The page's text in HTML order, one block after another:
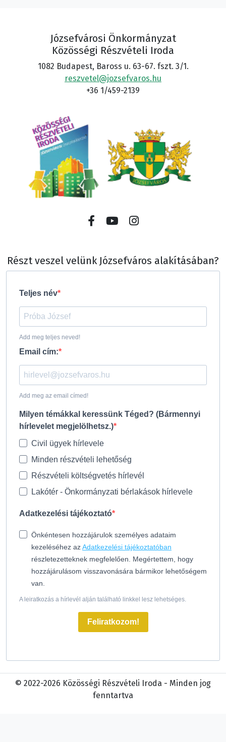
Józsefvárosi Önkormányzat
Közösségi Részvételi Iroda
1082 Budapest, Baross u. 63-67. fszt. 3/1.
reszvetel@jozsefvaros.hu
+36 1/459-2139
Részt veszel velünk Józsefváros alakításában?
Teljes név
Add meg teljes neved!
Email cím:
Add meg az email címed!
Milyen témákkal keressünk Téged? (Bármennyi
hírlevelet megjelölhetsz.)
Civil ügyek hírlevele
Minden részvételi lehetőség
Részvételi költségvetés hírlevél
Lakótér - Önkormányzati bérlakások hírlevele
Adatkezelési tájékoztató
Önkéntesen hozzájárulok személyes adataim
kezeléséhez azAdatkezelési tájékoztatóban
részletezetteknek megfelelően. Megértettem, hogy
hozzájárulásom visszavonására bármikor lehetőségem
van.
A leiratkozás a hírlevél alján található linkkel lesz lehetséges.
Feliratkozom!
© 2022-2026 Közösségi Részvételi Iroda - Minden jog
fenntartva